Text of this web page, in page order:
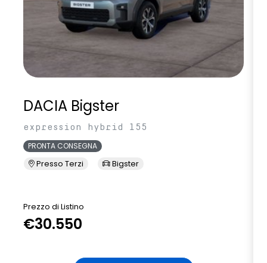
volante in pelle
DACIA Bigster
expression hybrid 155
PRONTA CONSEGNA
Presso Terzi Bigster
Prezzo di Listino
€30.550